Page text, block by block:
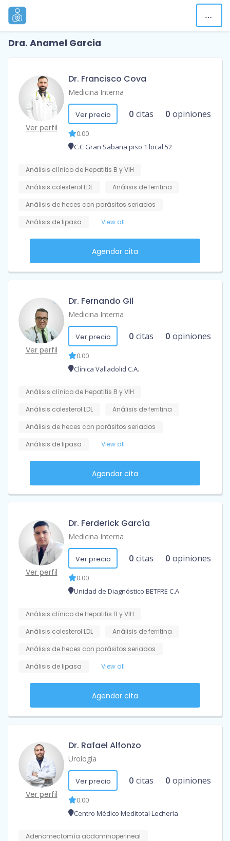
Dra. Anamel Garcia
Ver perfil
Dr. Francisco Cova
Medicina Interna
Ver precio 0 citas 0 opiniones
0.00
C.C Gran Sabana piso 1 local 52
Análisis clínico de Hepatitis B y VIH
Análisis colesterol LDL
Análisis de ferritina
Análisis de heces con parásitos seriados
Análisis de lipasa
View all
Agendar cita
Ver perfil
Dr. Fernando Gil
Medicina Interna
Ver precio 0 citas 0 opiniones
0.00
Clínica Valladolid C.A.
Análisis clínico de Hepatitis B y VIH
Análisis colesterol LDL
Análisis de ferritina
Análisis de heces con parásitos seriados
Análisis de lipasa
View all
Agendar cita
Ver perfil
Dr. Ferderick García
Medicina Interna
Ver precio 0 citas 0 opiniones
0.00
Unidad de Diagnóstico BETFRE C.A
Análisis clínico de Hepatitis B y VIH
Análisis colesterol LDL
Análisis de ferritina
Análisis de heces con parásitos seriados
Análisis de lipasa
View all
Agendar cita
Ver perfil
Dr. Rafael Alfonzo
Urología
Ver precio 0 citas 0 opiniones
0.00
Centro Médico Meditotal Lechería
Adenomectomía abdominoperineal